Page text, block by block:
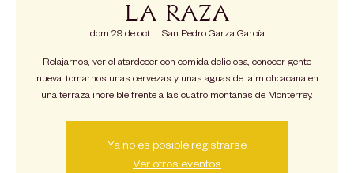
la Raza
dom 29 de oct
  |
San Pedro Garza García
Relajarnos, ver el atardecer con comida deliciosa, conocer gente
nueva, tomarnos unas cervezas y unas aguas de la michoacana en
una terraza increíble frente a las cuatro montañas de Monterrey.
Ya no es posible registrarse
Ver otros eventos